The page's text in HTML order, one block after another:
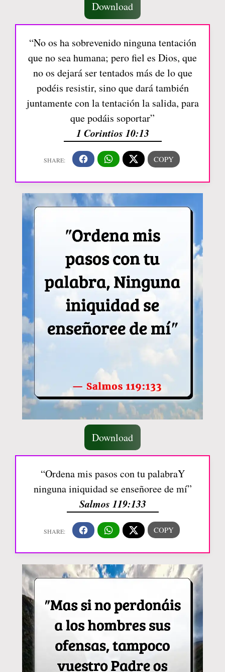
Download
“No os ha sobrevenido ninguna tentación
que no sea humana; pero fiel es Dios, que
no os dejará ser tentados más de lo que
podéis resistir, sino que dará también
juntamente con la tentación la salida, para
que podáis soportar”
1 Corintios 10:13
Download
“Ordena mis pasos con tu palabraY
ninguna iniquidad se enseñoree de mí”
Salmos 119:133